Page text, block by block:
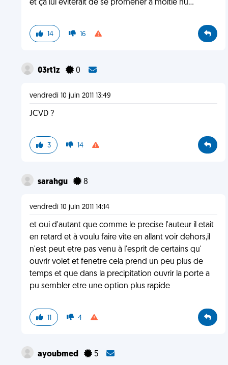
et ça lui éviterait de se promener à moitié nu...
14 16
03rt1z 0
vendredi 10 juin 2011 13:49
JCVD ?
3 14
sarahgu 8
vendredi 10 juin 2011 14:14
et oui d'autant que comme le precise l'auteur il etait
en retard et à voulu faire vite en allant voir dehors,il
n'est peut etre pas venu à l'esprit de certains qu'
ouvrir volet et fenetre cela prend un peu plus de
temps et que dans la precipitation ouvrir la porte a
pu sembler etre une option plus rapide
11 4
ayoubmed 5